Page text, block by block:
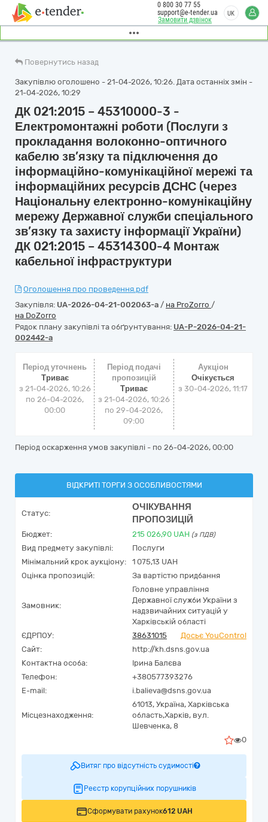
Замовити дзвінок
0 800 30 77 55
support@e-tender.ua
UK
Повернутись назад
Закупівлю оголошено - 21-04-2026, 10:26. Дата останніх змін -
21-04-2026, 10:29
ДК 021:2015 – 45310000-3 -
Електромонтажні роботи (Послуги з
прокладання волоконно-оптичного
кабелю зв’язку та підключення до
інформаційно-комунікаційної мережі та
інформаційних ресурсів ДСНС (через
Національну електронно-комунікаційну
мережу Державної служби спеціального
зв’язку та захисту інформації України)
ДК 021:2015 – 45314300-4 Монтаж
кабельної інфраструктури
Оголошення про проведення.pdf
Закупівля: UA-2026-04-21-002063-a / на ProZorro /
на DoZorro
Рядок плану закупівлі та обґрунтування: UA-P-2026-04-21-
002442-a
Період уточнень
Триває
з 21-04-2026, 10:26
по 26-04-2026,
00:00
Період подачі
пропозицій
Триває
з 21-04-2026, 10:26
по 29-04-2026,
09:00
Аукціон
Очікується
з30-04-2026, 11:17
Період оскарження умов закупівлі - по 26-04-2026, 00:00
ВІДКРИТІ ТОРГИ З ОСОБЛИВОСТЯМИ
Статус:
ОЧІКУВАННЯ
ПРОПОЗИЦІЙ
Бюджет: 215 026,90 UAH (з ПДВ)
Вид предмету закупівлі:
Послуги
Мінімальний крок аукціону:
1 075,13 UAH
Оцінка пропозицій:
За вартістю придбання
Замовник:
Головне управління
Державної служби України з
надзвичайних ситуацій у
Харківській області
ЄДРПОУ:
38631015
Досьє YouControl
Сайт:
http://kh.dsns.gov.ua
Контактна особа:
Ірина Балєва
Телефон:
+380577393276
E-mail:
i.balieva@dsns.gov.ua
Місцезнаходження:
61013, Україна, Харківська
область,Харків, вул.
Шевченка, 8
0
Витяг про відсутність судимості
Реєстр корупційних порушників
Сформувати рахунок612 UAH